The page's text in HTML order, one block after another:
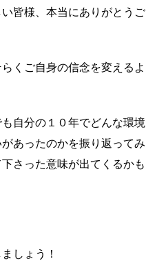
皆様、本当にありがとうご
くご自身の信念を変えるよ
自分の１０年でどんな環境
あったのかを振り返ってみ
さった意味が出てくるかも
しょう！